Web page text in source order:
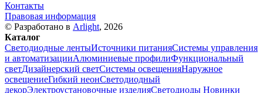
Контакты
Правовая информация
© Разработано в Arlight, 2026
Каталог
Светодиодные лентыИсточники питанияСистемы управления
и автоматизацииАлюминиевые профилиФункциональный
светДизайнерский светСистемы освещенияНаружное
освещениеГибкий неонСветодиодный
декорЭлектроустановочные изделияСветодиоды Новинки